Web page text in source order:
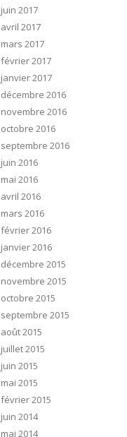
juin 2017
avril 2017
mars 2017
février 2017
janvier 2017
décembre 2016
novembre 2016
octobre 2016
septembre 2016
juin 2016
mai 2016
avril 2016
mars 2016
février 2016
janvier 2016
décembre 2015
novembre 2015
octobre 2015
septembre 2015
août 2015
juillet 2015
juin 2015
mai 2015
février 2015
juin 2014
mai 2014